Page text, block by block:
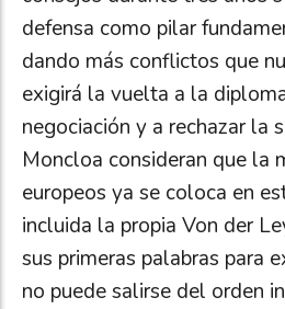
defensa como pilar
dando más conflictos que
exigirá la vuelta a la
negociación y a rechazar la
Moncloa consideran que la
europeos ya se coloca en
incluida la propia Von der
sus primeras palabras para
no puede salirse del orden